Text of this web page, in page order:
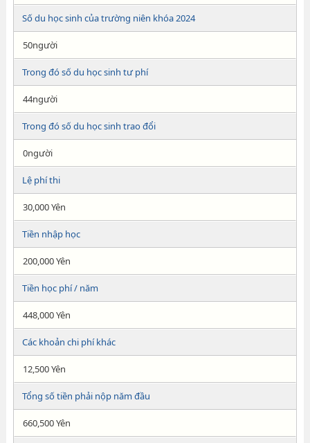
Số du học sinh của trường niên khóa 2024
50người
Trong đó số du học sinh tư phí
44người
Trong đó số du học sinh trao đổi
0người
Lệ phí thi
30,000 Yên
Tiền nhập học
200,000 Yên
Tiền học phí / năm
448,000 Yên
Các khoản chi phí khác
12,500 Yên
Tổng số tiền phải nộp năm đầu
660,500 Yên